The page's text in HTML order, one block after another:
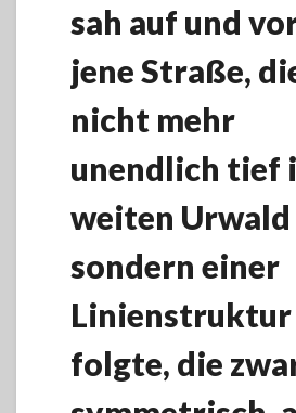
sah auf und
jene Straße,
nicht mehr
unendlich tief
weiten
sondern einer
Linienstruktur
folgte, die